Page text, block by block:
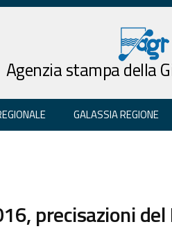
Agenzia stampa della
GALASSIA REGIONE
precisazioni del